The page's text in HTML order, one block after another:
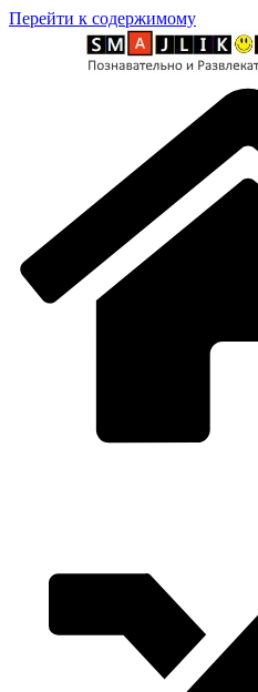
Перейти к содержимому